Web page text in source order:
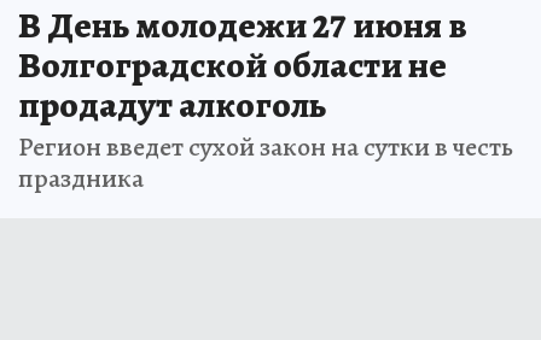
В День молодежи 27 июня в
Волгоградской области не
продадут алкоголь
Регион введет сухой закон на сутки в честь
праздника